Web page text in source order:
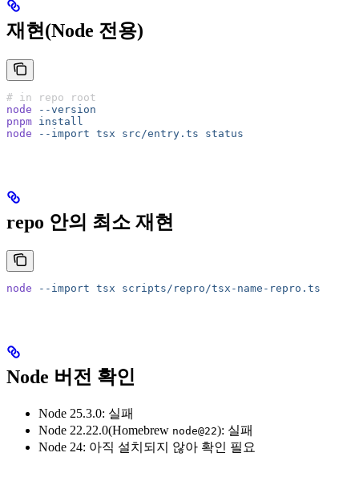
재현(Node 전용)
# in repo root
node --version
pnpm install
node --import tsx src/entry.ts status
repo 안의 최소 재현
node --import tsx scripts/repro/tsx-name-repro.ts
Node 버전 확인
Node 25.3.0: 실패
Node 22.22.0(Homebrew node@22): 실패
Node 24: 아직 설치되지 않아 확인 필요